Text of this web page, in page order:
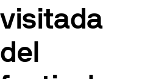
visitada
del